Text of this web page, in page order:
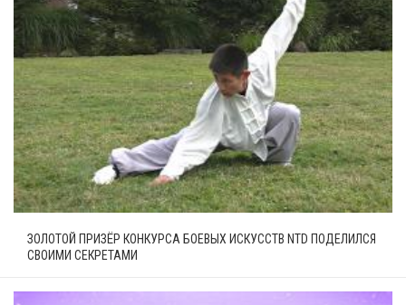
ЗОЛОТОЙ ПРИЗЁР КОНКУРСА БОЕВЫХ ИСКУССТВ NTD ПОДЕЛИЛСЯ
СВОИМИ СЕКРЕТАМИ